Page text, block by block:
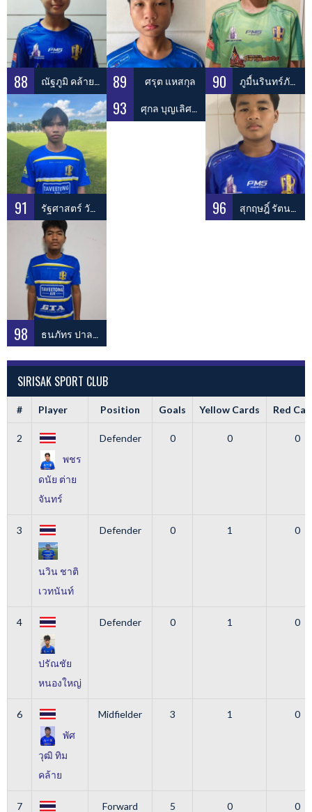
88 ณัฐภูมิ คล้ายจินดา 89 ศรุต แหสกุล 90 ภูมื์นรินทร์ภัทร ก่อเกียรติ
91 รัฐศาสตร์ วัฒนา
93 ศุกล บุญเลิศทวีสุข
96 สุกฤษฎิ์ รัตนมณี
98 ธนภัทร ปาละกุล
SIRISAK SPORT CLUB
# Player Position Goals Yellow Cards Red
2
พชร
ดนัย ต่าย
จันทร์
Defender 0 0 0
3
นวิน ชาติ
เวทนันท์
Defender 0 1 0
4
ปรัณชัย
หนองใหญ่
Defender 0 1 0
6
พัศ
วุฒิ ทิม
คล้าย
Midfielder 3 1 0
7 Forward 5 0 0